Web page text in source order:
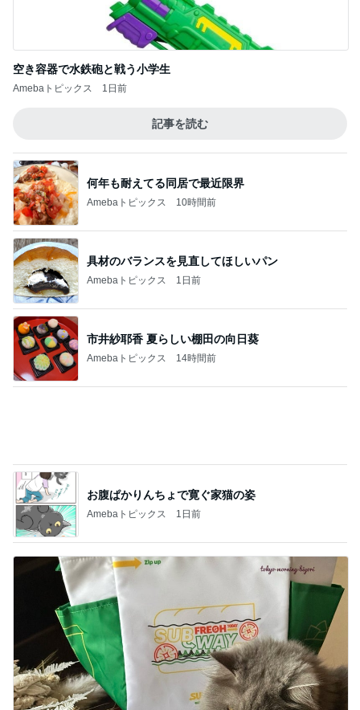
空き容器で水鉄砲と戦う小学生
Amebaトピックス 1日前
記事を読む
何年も耐えてる同居で最近限界
Amebaトピックス 10時間前
具材のバランスを見直してほしいパン
Amebaトピックス 1日前
市井紗耶香 夏らしい棚田の向日葵
Amebaトピックス 14時間前
お腹ぱかりんちょで寛ぐ家猫の姿
Amebaトピックス 1日前